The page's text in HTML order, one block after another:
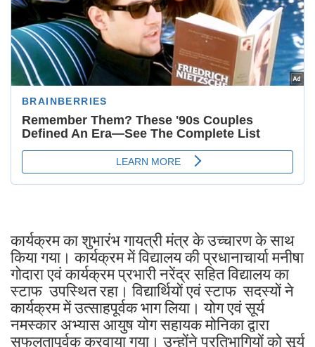
गोदारा एवं कार्यक्रम प्रभारी नरेंद्र सहित विद्यालय का
स्टाफ उपस्थित रहा। विद्यार्थियों एवं स्टाफ सदस्यों ने
कार्यक्रम में उत्साहपूर्वक भाग लिया। योग एवं सूर्य
नमस्कार अभ्यास आयुष योग सहायक मोनिका द्वारा
सफलतापूर्वक करवाया गया। उन्होंने प्रतिभागियों को सूर्य
नमस्कार की सही विधि के साथ-साथ योग के शारीरिक
एवं मानसिक लाभों की जानकारी दी।